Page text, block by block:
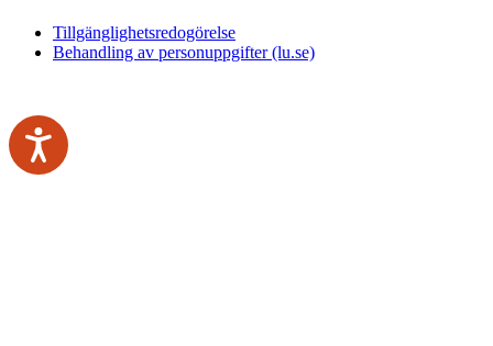
Tillgänglighetsredogörelse
Behandling av personuppgifter (lu.se)